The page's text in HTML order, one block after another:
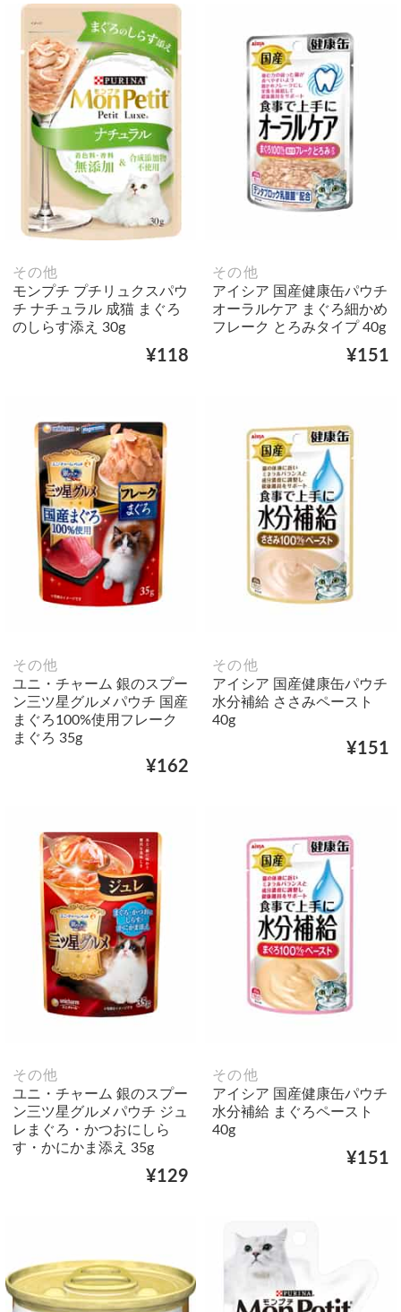
その他
モンプチ プチリュクスパウ
チ ナチュラル 成猫 まぐろ
のしらす添え 30g
¥118
その他
アイシア 国産健康缶パウチ
オーラルケア まぐろ細かめ
フレーク とろみタイプ 40g
¥151
その他
ユニ・チャーム 銀のスプー
ン三ツ星グルメパウチ 国産
まぐろ100%使用フレーク
まぐろ 35g
¥162
その他
アイシア 国産健康缶パウチ
水分補給 ささみペースト
40g
¥151
その他
ユニ・チャーム 銀のスプー
ン三ツ星グルメパウチ ジュ
レまぐろ・かつおにしら
す・かにかま添え 35g
¥129
その他
アイシア 国産健康缶パウチ
水分補給 まぐろペースト
40g
¥151